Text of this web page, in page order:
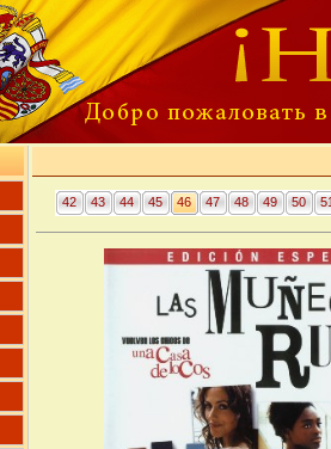
42 43 44 45 46 47 48 49 50